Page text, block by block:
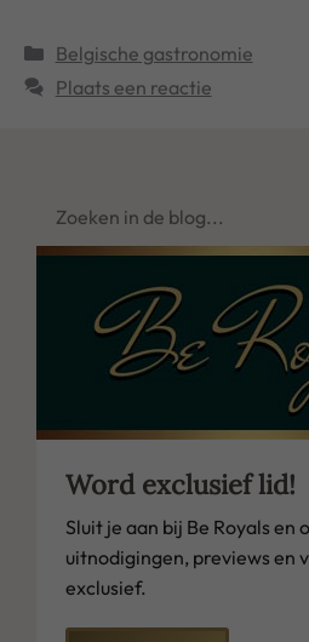
Categorieën
Belgische gastronomie
Plaats een reactie
Word exclusief lid!
Sluit je aan bij Be Royals en
uitnodigingen, previews en
exclusief.